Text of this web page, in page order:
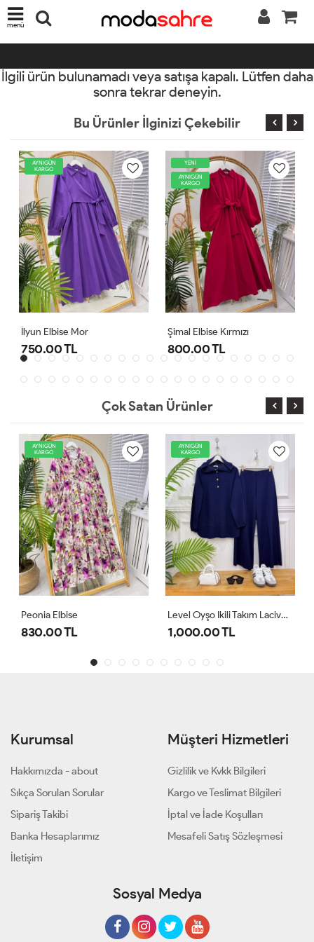
menü
İlgili ürün bulunamadı veya satışa kapalı. Lütfen daha
sonra tekrar deneyin.
Bu Ürünler İlginizi Çekebilir
YENİ
AYNIGÜN
KARGO
Şimal Elbise Kırmızı
800.00 TL
AYNIGÜN
KARGO
1,000.00 TL
Çok Satan Ürünler
AYNIGÜN
KARGO
1,000.00 TL
AYNIGÜN
KARGO
Zeren Elbise Pudra
800.00 TL
Kurumsal
Hakkımızda - about
Sıkça Sorulan Sorular
Sipariş Takibi
Banka Hesaplarımız
İletişim
Müşteri Hizmetleri
Gizlilik ve Kvkk Bilgileri
Kargo ve Teslimat Bilgileri
İptal ve İade Koşulları
Mesafeli Satış Sözleşmesi
Sosyal Medya